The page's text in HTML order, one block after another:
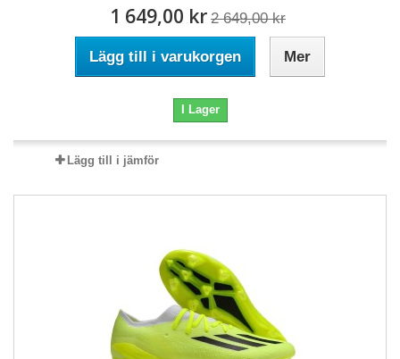
1 649,00 kr 2 649,00 kr
Lägg till i varukorgen Mer
I Lager
Lägg till i jämför